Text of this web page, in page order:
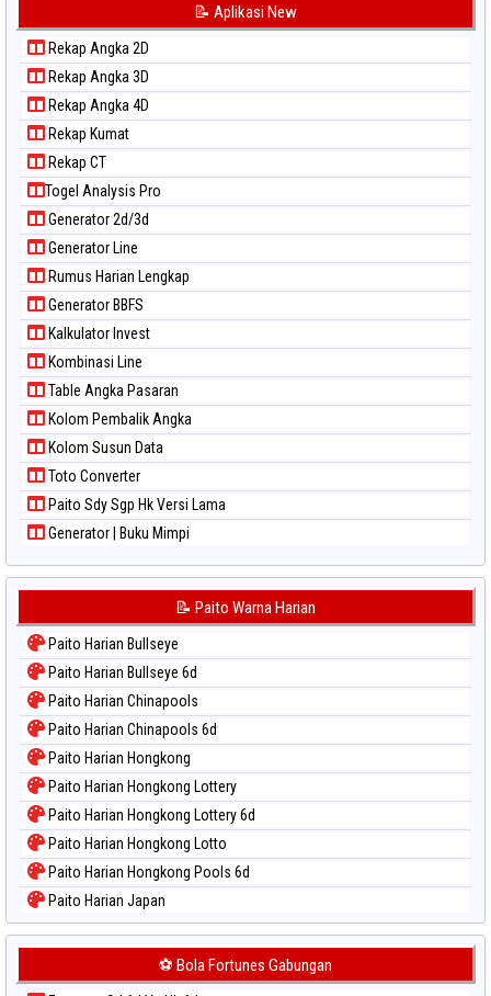
Paito Warna Kuda Lari
Paito Warna Magnum Cambodia
Paito Warna Nagoya
Paito Warna New York Midday
Paito Warna North Carolina Day
Paito Warna Pcso
Paito Warna Pennsylvania Day
Paito Warna Sao Paulo
Paito Warna Singapore
Paito Warna Sydney
Paito Warna Sydney Lottery
Paito Warna Sydney Lottery 6d
Paito Warna Sydney Lotto
Paito Warna Sydney Pools 6d
Paito Warna Taipei
Paito Warna Taiwan
📝 Aplikasi New
Rekap Angka 2D
Rekap Angka 3D
Rekap Angka 4D
Rekap Kumat
Rekap CT
Togel Analysis Pro
Generator 2d/3d
Generator Line
Rumus Harian Lengkap
Generator BBFS
Kalkulator Invest
Kombinasi Line
Table Angka Pasaran
Kolom Pembalik Angka
Kolom Susun Data
Toto Converter
Paito Sdy Sgp Hk Versi Lama
Generator | Buku Mimpi
📝 Paito Warna Harian
Paito Harian Bullseye
Paito Harian Bullseye 6d
Paito Harian Chinapools
Paito Harian Chinapools 6d
Paito Harian Hongkong
Paito Harian Hongkong Lottery
Paito Harian Hongkong Lottery 6d
Paito Harian Hongkong Lotto
Paito Harian Hongkong Pools 6d
Paito Harian Japan
Paito Harian Japan 6d
Paito Harian Korea
Paito Harian Kuda Lari
⚽ Bola Fortunes Gabungan